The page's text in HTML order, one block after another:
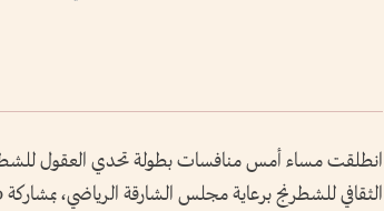
انطلقت مساء أمس منافسات بطولة تحدي العقول